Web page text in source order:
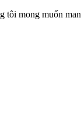
mong muốn